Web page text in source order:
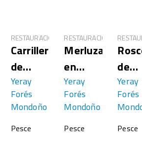
RESTAURACIÓN
Carrillera
de
ternera
a baja
temperatura
y puré
Yeray
Forés
Mondoño
Pesce
RESTAURACIÓN
Merluza
en
salsa
verde
Yeray
Forés
Mondoño
Pesce
de
Reyes
de
madre
Yeray
Forés
Pesce